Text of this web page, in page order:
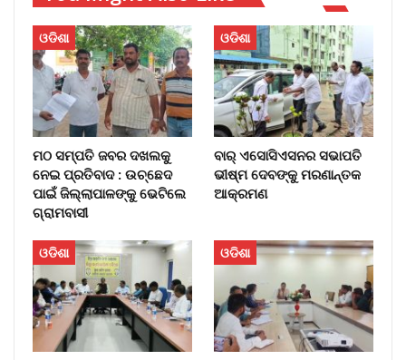
ଓଡିଶା
ମଠ ସମ୍ପତି ଜବର ଦଖଲକୁ
ନେଇ ପ୍ରତିବାଦ : ଉଚ୍ଛେଦ
ପାଇଁ ଜିଲ୍ଲାପାଳଙ୍କୁ ଭେଟିଲେ
ଗ୍ରାମବାସୀ
ଓଡିଶା
ବାର୍‌ ଏସୋସିଏସନର ସଭାପତି
ଭୀଷ୍ମ ଦେବଙ୍କୁ ମରଣାନ୍ତକ
ଆକ୍ରମଣ
ଓଡିଶା ଓଡିଶା